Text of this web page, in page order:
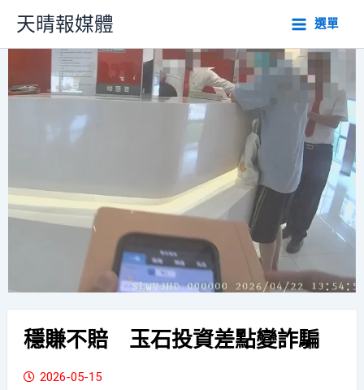
主
內
天晴報媒體 選單
穩賺不賠 玉石投資差點變詐騙
2026-05-15